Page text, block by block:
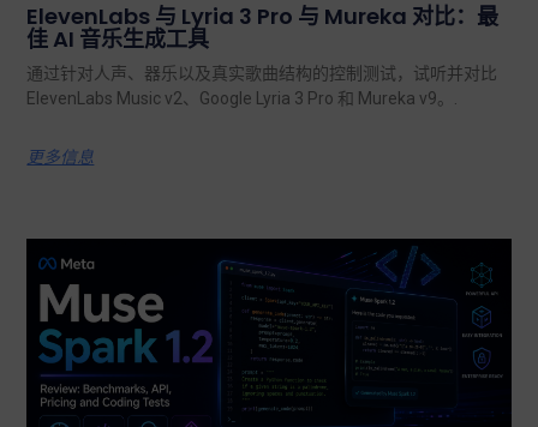
ElevenLabs 与 Lyria 3 Pro 与 Mureka 对比：最
佳 AI 音乐生成工具
通过针对人声、器乐以及真实歌曲结构的控制测试，试听并对比
ElevenLabs Music v2、Google Lyria 3 Pro 和 Mureka v9。.
更多信息